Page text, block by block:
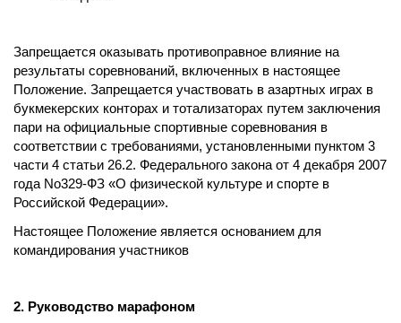
Запрещается оказывать противоправное влияние на
результаты соревнований, включенных в настоящее
Положение. Запрещается участвовать в азартных играх в
букмекерских конторах и тотализаторах путем заключения
пари на официальные спортивные соревнования в
соответствии с требованиями, установленными пунктом 3
части 4 статьи 26.2. Федерального закона от 4 декабря 2007
года No329-ФЗ «О физической культуре и спорте в
Российской Федерации».
Настоящее Положение является основанием для
командирования участников
2. Руководство марафоном